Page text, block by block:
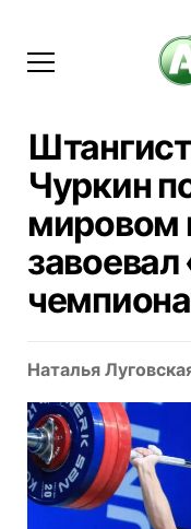
Чуркин
мировом
завоевал
Наталья